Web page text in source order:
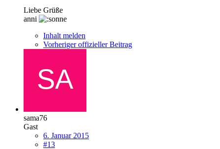
Liebe Grüße
anni
Inhalt melden
Vorheriger offizieller Beitrag
sama76
Gast
6. Januar 2015
#13